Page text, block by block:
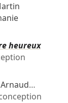
heureux
…